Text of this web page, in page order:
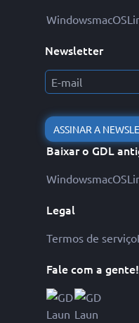
WindowsmacOS
Newsletter
ASSINAR A
Baixar o GDL
WindowsmacOS
Legal
Termos de serviço
Fale com a gente!